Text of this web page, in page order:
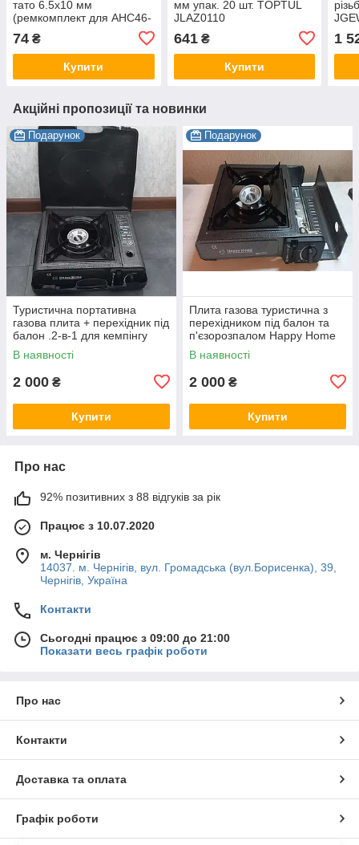
тато 6.5х10 мм
(ремкомплект для AHC46-
E-F-G-H) AIRKRAFT SE1-
3PP
74 ₴
Купити
мм упак. 20 шт. TOPTUL
JLAZ0110
641₴
Купити
1
Акційні пропозиції та новинки
Подарунок
Туристична портативна
газова плита + перехідник під
балон .2-в-1 для кемпінгу
В наявності
2 000 ₴
Купити
Подарунок
Плита газова туристична з
перехідником під балон та
п'єзорозпалом Happy Home
BDZ-155A
В наявності
2 000 ₴
Купити
Про нас
92% позитивних з 88 відгуків за рік
Працює з 10.07.2020
м. Чернігів
14037. м. Чернігів, вул. Громадська (вул.Борисенка), 39,
Чернігів, Україна
Контакти
Сьогодні працює з 09:00 до 21:00
Показати весь графік роботи
Про нас
Контакти
Доставка та оплата
Графік роботи